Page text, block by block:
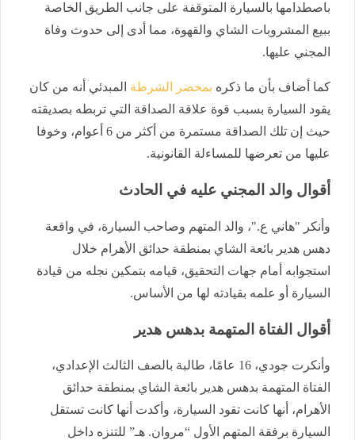
باصطدامها بالسيارة المتوقفة على جانب الطريق الخاصة
ببيع المشروبات الشاي والقهوة، مما أدى إلى حدوث وفاة
المجني عليها.
كما أضاف بأن ما ذكره بمحضر الشرطة المبدئي أنه من كان
يقود السيارة بسبب قوة علاقة الصداقة التي تربطه بصديقته
حيث إن تلك الصداقة مستمرة من أكثر من 6 أعوام، وخوفا
عليها من تعرضها للمساءلة القانونية.
أقوال والد المجني عليه في الحادث
وأنكر "هاني ع."، والد المتهم وصاحب السيارة، في واقعة
دهس هدير بائعة الشاي بمنطقة حدائق الأهرام خلال
استجوابه أمام جهات التحقيق، قيامه بتمكين نجله من قيادة
السيارة أو علمه بقيادته لها من الأساس.
أقوال الفتاة المتهمة بدهس هدير
وأنكرت جودي، 16 عامًا، طالبة بالصف الثالث الإعدادي،
الفتاة المتهمة بدهس هدير بائعة الشاي بمنطقة حدائق
الأهرام، أنها كانت تقود السيارة، وأكدت أنها كانت تستقل
السيارة برفقة المتهم الأول “مروان. هـ” للتنزه داخل